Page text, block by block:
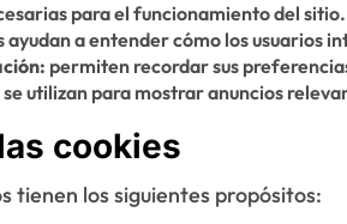
para el funcionamiento del sitio.
ayudan a entender cómo los usuarios
permiten recordar sus
se utilizan para mostrar anuncios
cookies
tienen los siguientes propósitos: